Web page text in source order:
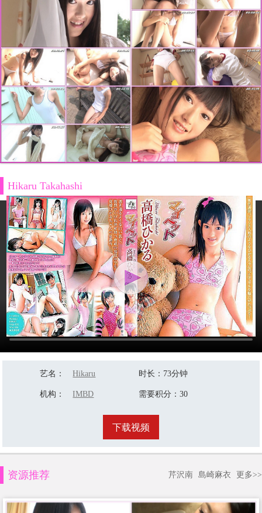
Hikaru Takahashi
艺名 ： Hikaru
Takahashi
时长 ：73分钟
机构 ： IMBD 需要积分 ：30
下载视频
资源推荐 芹沢南 島崎麻衣 更多>>